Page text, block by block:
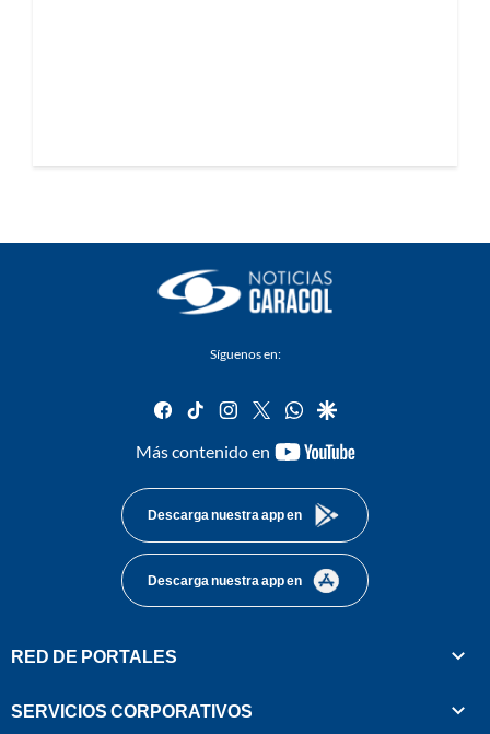
Síguenos en:
facebook
tiktok instagram
twitterwhatsapp
google
Más contenido en
youtube-
Descarga nuestra app en
Descarga nuestra app en
RED DE PORTALES
SERVICIOS CORPORATIVOS